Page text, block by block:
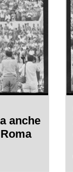
anche